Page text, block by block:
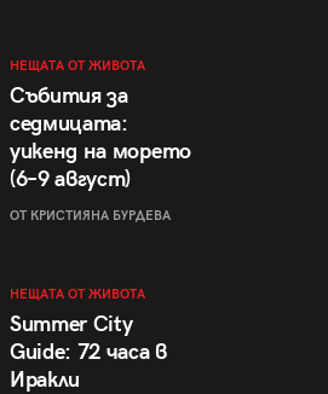
НЕЩАТА ОТ ЖИВОТА
Събития за
седмицата:
уикенд на морето
(6–9 август)
ОТ КРИСТИЯНА БУРДЕВА
НЕЩАТА ОТ ЖИВОТА
Summer City
Guide: 72 часа в
Иракли